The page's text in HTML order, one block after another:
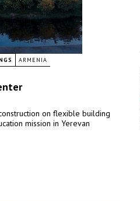
ARMENIA
construction on flexible building
mission in Yerevan